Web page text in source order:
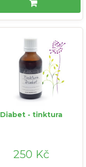
Diabet - tinktura
250 Kč